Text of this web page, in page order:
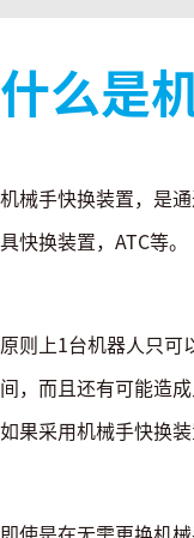
什么是
机械手快换装置，是
具快换装置，ATC等。
原则上1台机器人只可
间，而且还有可能造成
如果采用机械手快换